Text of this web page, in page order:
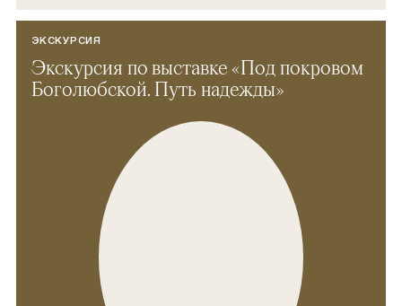
ЭКСКУРСИЯ
Экскурсия по выставке «Под покровом
Боголюбской. Путь надежды»